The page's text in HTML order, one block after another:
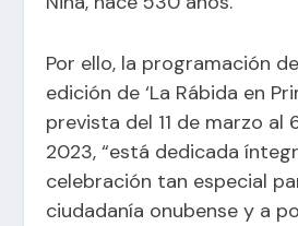
Por ello, la programación
edición de ‘La Rábida en
prevista del 11 de marzo al
2023, “está dedicada
celebración tan especial
ciudadanía onubense y a